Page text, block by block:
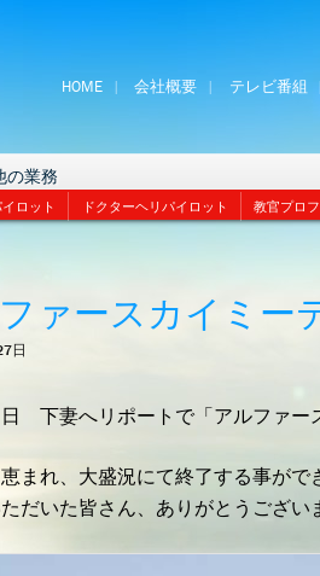
HOME 会社概要 テレビ番組
の業務
ロット ドクターヘリパイロット 教官プロ
ァースカイミー
日
日 下妻へリポートで「アルファー
まれ、大盛況にて終了する事がで
だいた皆さん、ありがとうござい